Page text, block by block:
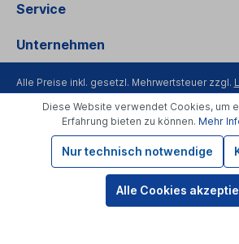
Service
Unternehmen
Alle Preise inkl. gesetzl. Mehrwertsteuer zzgl.
anders angegeben.
Bioartikel im Bio-Kontrollverfahren bei der
Diese Website verwendet Cookies, um
Erfahrung bieten zu können. Mehr
Nur technisch notwendige
Alle Cookies